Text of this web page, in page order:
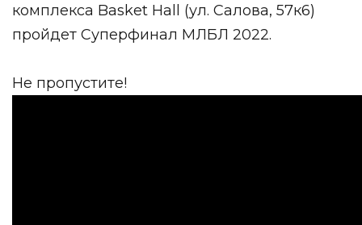
комплекса Basket Hall (ул. Салова, 57к6)
пройдет Суперфинал МЛБЛ 2022.
Не пропустите!